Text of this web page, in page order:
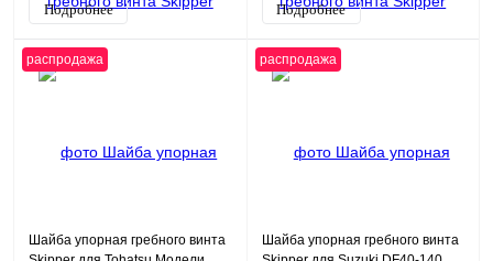
Подробнее
Подробнее
распродажа
Шайба упорная гребного винта
распродажа
Шайба упорная гребного винта